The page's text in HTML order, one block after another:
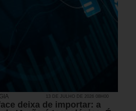
13 DE JULHO DE 2026 08H00
deixa de importar: a